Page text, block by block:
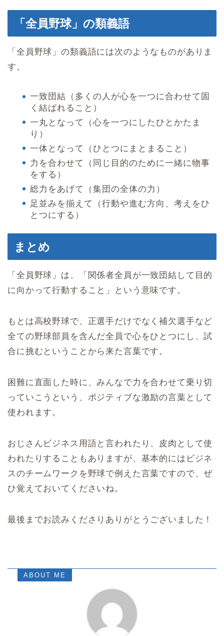
「全員野球」の類義語
「全員野球」の類義語には次のようなものがありま
す。
一致団結（多くの人が心を一つに合わせて固
く結ばれること）
一丸となって（心を一つにしたひとかたま
り）
一体となって（ひとつにまとまること）
力を合わせて（同じ目的のために一緒に物事
をする）
総力をあげて（集団の全体の力）
足並みを揃えて（行動や進む方向、考えをひ
とつにする）
まとめ
「全員野球」は、「関係者全員が一致団結して目的
に向かって行動すること」という意味です。
もとは高校野球で、正選手だけでなく補欠選手など
全ての野球部員を含んだ全員で心をひとつにし、試
合に挑むということから来た言葉です。
困難に直面した時に、みんなで力を合わせて乗り切
っていこうという、ポジティブな激励の言葉として
使われます。
おじさんビジネス用語と言われたり、皮肉として使
われたりすることもありますが、基本的にはビジネ
スのチームワークを野球で例えた言葉ですので、ぜ
ひ覚えておいてくださいね。
最後までお読みくださりありがとうございました！
ABOUT ME